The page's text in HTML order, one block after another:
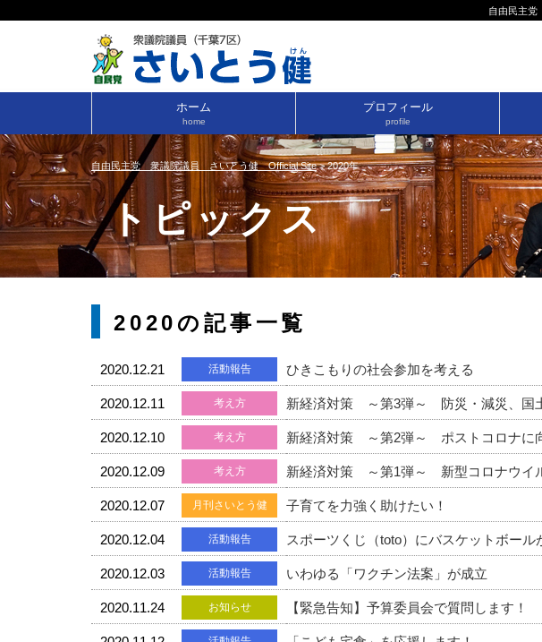
自由民主
ホーム
home
プロフィール
profile
自由民主党 衆議院議員 さいとう健 Official Site>2020年
トピックス
2020の記事一覧
2020.12.21 活動報告 ひきこもりの社会参加を考える
2020.12.11 考え方 新経済対策 ～第3弾～ 防災・減災、国
2020.12.10 考え方 新経済対策 ～第2弾～ ポストコロナに
2020.12.09 考え方 新経済対策 ～第1弾～ 新型コロナウイ
2020.12.07 月刊さいとう健 子育てを力強く助けたい！
2020.12.04 活動報告 スポーツくじ（toto）にバスケットボール
2020.12.03 活動報告 いわゆる「ワクチン法案」が成立
2020.11.24 お知らせ 【緊急告知】予算委員会で質問します！